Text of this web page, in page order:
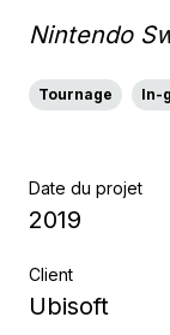
Nintendo
Tournage In-
Date du projet
2019
Client
Ubisoft